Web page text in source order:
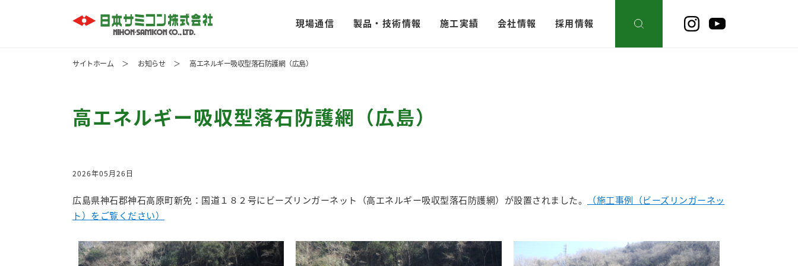
現場通信 製品・技術情報 施工実績 会社情報 採用情報
サイトホーム ＞ お知らせ ＞ 高エネルギー吸収型落石防護網（広島）
高エネルギー吸収型落石防護網（広島）
2026年05月26日
広島県神石郡神石高原町新免：国道１８２号にビーズリンガーネット（高エネルギー吸収型落石防護網）が設置されました。
（施工事例（ビーズリンガーネッ
ト）をご覧ください）